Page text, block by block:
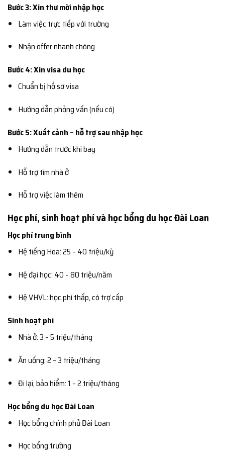
Bước 3: Xin thư mời nhập học
Làm việc trực tiếp với trường
Nhận offer nhanh chóng
Bước 4: Xin visa du học
Chuẩn bị hồ sơ visa
Hướng dẫn phỏng vấn (nếu có)
Bước 5: Xuất cảnh – hỗ trợ sau nhập học
Hướng dẫn trước khi bay
Hỗ trợ tìm nhà ở
Hỗ trợ việc làm thêm
Học phí, sinh hoạt phí và học bổng du học Đài Loan
Học phí trung bình
Hệ tiếng Hoa: 25 – 40 triệu/kỳ
Hệ đại học: 40 – 80 triệu/năm
Hệ VHVL: học phí thấp, có trợ cấp
Sinh hoạt phí
Nhà ở: 3 – 5 triệu/tháng
Ăn uống: 2 – 3 triệu/tháng
Đi lại, bảo hiểm: 1 – 2 triệu/tháng
Học bổng du học Đài Loan
Học bổng chính phủ Đài Loan
Học bổng trường